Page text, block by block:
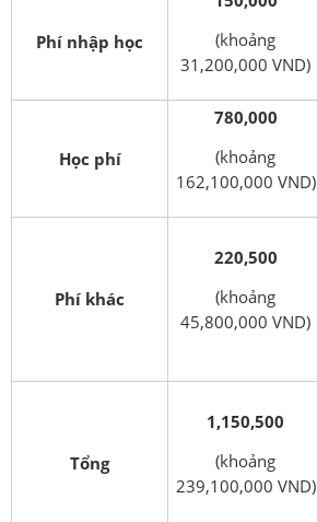
Phí nhập học
(khoảng
31,200,000 VND)
Học phí
780,000
(khoảng
162,100,000 VND)
Phí khác
220,500
(khoảng
45,800,000 VND)
Tổng
1,150,500
(khoảng
239,100,000 VND)